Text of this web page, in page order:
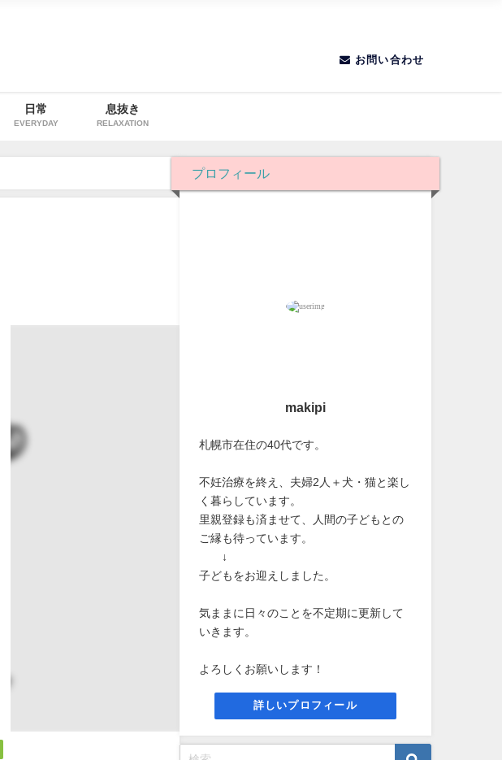
お問い合わせ
日常
EVERYDAY
息抜き
RELAXATION
プロフィール
makipi
札幌市在住の40代です。
不妊治療を終え、夫婦2人＋犬・猫と楽し
く暮らしています。
里親登録も済ませて、人間の子どもとの
ご縁も待っています。
↓
子どもをお迎えしました。
気ままに日々のことを不定期に更新して
いきます。
よろしくお願いします！
詳しいプロフィール